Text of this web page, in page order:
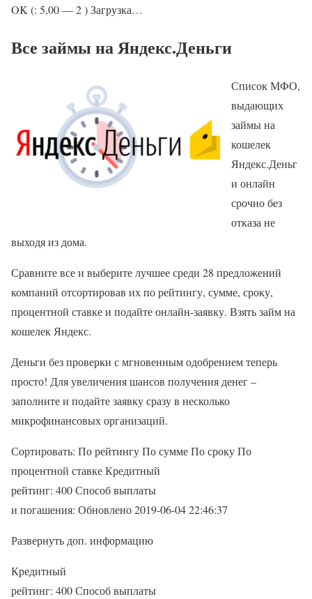
OK (: 5,00 — 2 ) Загрузка…
Все займы на Яндекс.Деньги
Список МФО,
выдающих
займы на
кошелек
Яндекс.Деньг
и онлайн
срочно без
отказа не
выходя из дома.
Сравните все и выберите лучшее среди 28 предложений
компаний отсортировав их по рейтингу, сумме, сроку,
процентной ставке и подайте онлайн-заявку. Взять займ на
кошелек Яндекс.
Деньги без проверки с мгновенным одобрением теперь
просто! Для увеличения шансов получения денег –
заполните и подайте заявку сразу в несколько
микрофинансовых организаций.
Сортировать: По рейтингу По сумме По сроку По
процентной ставке Кредитный
рейтинг: 400 Способ выплаты
и погашения: Обновлено 2019-06-04 22:46:37
Развернуть доп. информацию
Кредитный
рейтинг: 400 Способ выплаты